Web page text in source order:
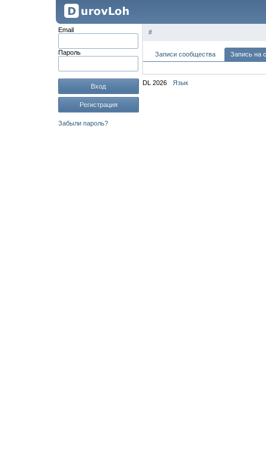
Email
Пароль
Вход
Регистрация
Забыли пароль?
#
Записи сообщества Запись на
DL 2026 Язык